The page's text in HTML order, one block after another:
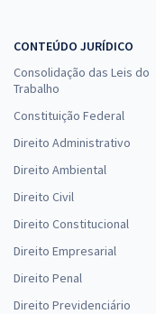
CONTEÚDO JURÍDICO
Consolidação das Leis do
Trabalho
Constituição Federal
Direito Administrativo
Direito Ambiental
Direito Civil
Direito Constitucional
Direito Empresarial
Direito Penal
Direito Previdenciário